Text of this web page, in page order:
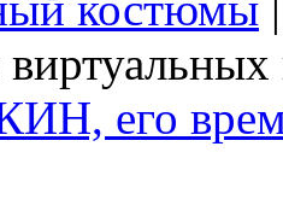
его время